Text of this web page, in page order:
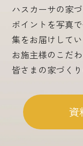
ハスカーサの家
ポイントを写真
集をお届けしてい
お施主様のこだ
皆さまの家づく
資